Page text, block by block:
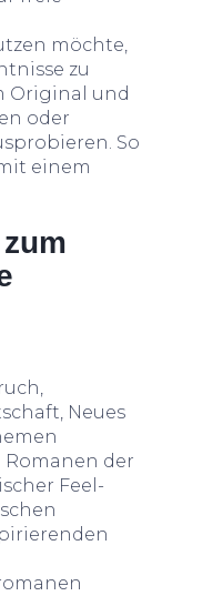
möchte,
zu
Original und
oder
So
einem
Neues
der
Feel-